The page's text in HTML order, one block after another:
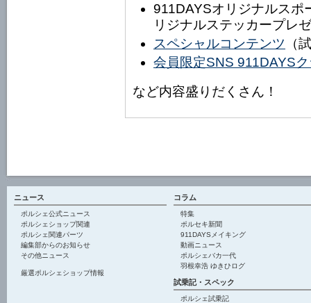
911DAYSオリジナルスポ
リジナルステッカープレ
スペシャルコンテンツ （
会員限定SNS 911DAYS
など内容盛りだくさん！
ニュース
ポルシェ公式ニュース
ポルシェショップ関連
ポルシェ関連パーツ
編集部からのお知らせ
その他ニュース
厳選ポルシェショップ情報
コラム
特集
ポルセキ新聞
911DAYSメイキング
動画ニュース
ポルシェバカ一代
羽根幸浩 ゆきひログ
試乗記・スペック
ポルシェ試乗記